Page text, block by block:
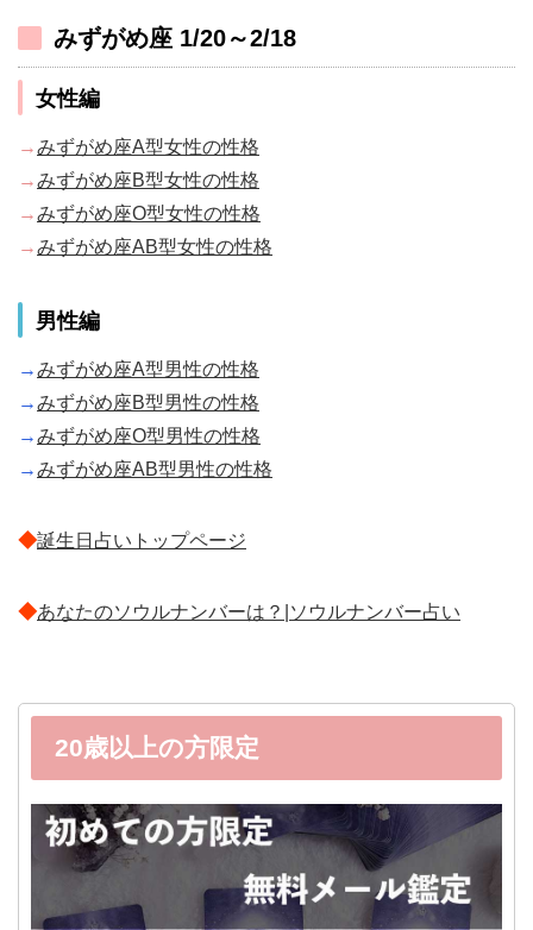
みずがめ座 1/20～2/18
女性編
→みずがめ座A型女性の性格
→みずがめ座B型女性の性格
→みずがめ座O型女性の性格
→みずがめ座AB型女性の性格
男性編
→みずがめ座A型男性の性格
→みずがめ座B型男性の性格
→みずがめ座O型男性の性格
→みずがめ座AB型男性の性格
◆誕生日占いトップページ
◆あなたのソウルナンバーは？|ソウルナンバー占い
20歳以上の方限定